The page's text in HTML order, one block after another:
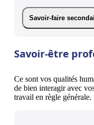
Savoir-faire
Savoir-être
Ce sont vos qualités
de bien interagir avec
travail en règle générale.